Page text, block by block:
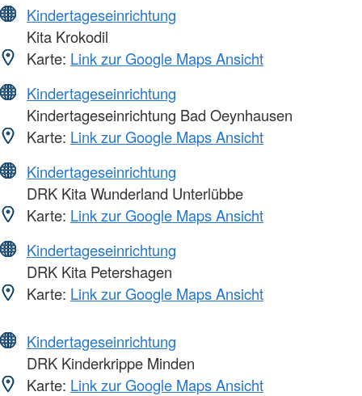
Kindertageseinrichtung
Kita Krokodil
Karte: Link zur Google Maps Ansicht
Kindertageseinrichtung
Kindertageseinrichtung Bad Oeynhausen
Karte: Link zur Google Maps Ansicht
Kindertageseinrichtung
DRK Kita Wunderland Unterlübbe
Karte: Link zur Google Maps Ansicht
Kindertageseinrichtung
DRK Kita Petershagen
Karte: Link zur Google Maps Ansicht
Kindertageseinrichtung
DRK Kinderkrippe Minden
Karte: Link zur Google Maps Ansicht